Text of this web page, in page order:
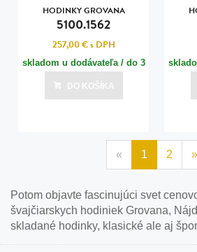
HODINKY GROVANA
5100.1562
257,00 €s DPH
skladom u dodávateľa / do 3
dní
Posledná aktualizácia dnes o 15:00
DO KOŠÍKA
« 1 2 »
Potom objavte fascinujúci svet
švajčiarskych hodiniek Grovana,
skladané hodinky, klasické ale aj